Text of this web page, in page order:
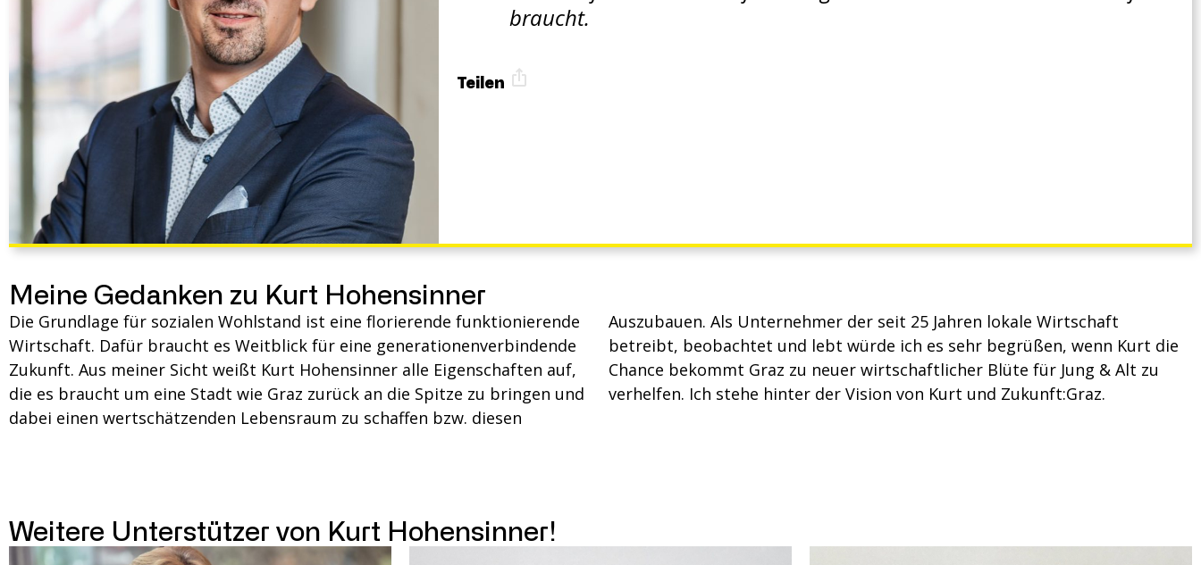
braucht.
Teilen
Meine Gedanken zu Kurt Hohensinner
Die Grundlage für sozialen Wohlstand ist eine florierende funktionierende
Wirtschaft. Dafür braucht es Weitblick für eine generationenverbindende
Zukunft. Aus meiner Sicht weißt Kurt Hohensinner alle Eigenschaften auf,
die es braucht um eine Stadt wie Graz zurück an die Spitze zu bringen und
dabei einen wertschätzenden Lebensraum zu schaffen bzw. diesen
Auszubauen. Als Unternehmer der seit 25 Jahren lokale Wirtschaft
betreibt, beobachtet und lebt würde ich es sehr begrüßen, wenn Kurt die
Chance bekommt Graz zu neuer wirtschaftlicher Blüte für Jung & Alt zu
verhelfen. Ich stehe hinter der Vision von Kurt und Zukunft:Graz.
Weitere Unterstützer von Kurt Hohensinner!